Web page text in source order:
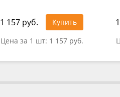
1 157 руб.
Купить
Цена за 1 шт: 1 157 руб.